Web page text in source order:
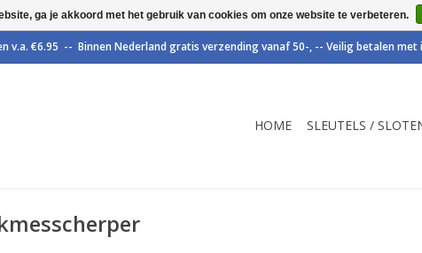
HOME SLEUTELS /
ga je akkoord met het gebruik van cookies om onze website te verbeteren.